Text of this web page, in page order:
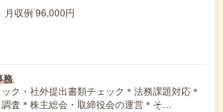
収例 96,000円
務
ク・社外提出書類チェック＊法務課題対応＊
査＊株主総会・取締役会の運営＊そ…